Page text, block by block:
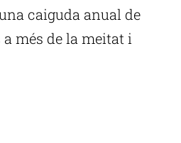
caiguda anual de
més de la meitat i